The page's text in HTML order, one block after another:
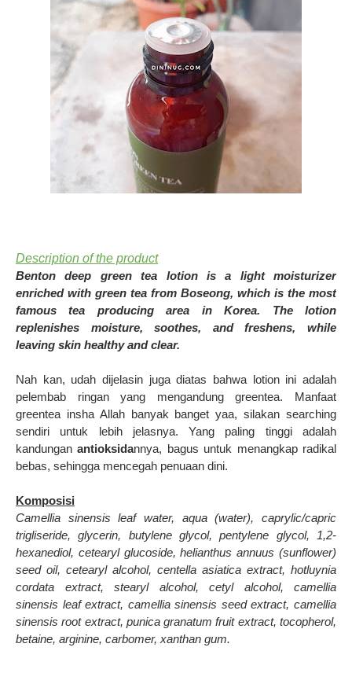
Description of the product
Benton deep green tea lotion is a light moisturizer
enriched with green tea from Boseong, which is the most
famous tea producing area in Korea. The lotion
replenishes moisture, soothes, and freshens, while
leaving skin healthy and clear.
Nah kan, udah dijelasin juga diatas bahwa lotion ini adalah
pelembab ringan yang mengandung greentea. Manfaat
greentea insha Allah banyak banget yaa, silakan searching
sendiri untuk lebih jelasnya. Yang paling tinggi adalah
kandunganantioksidannya, bagus untuk menangkap radikal
bebas, sehingga mencegah penuaan dini.
Komposisi
Camellia sinensis leaf water, aqua (water), caprylic/capric
trigliseride, glycerin, butylene glycol, pentylene glycol, 1,2-
hexanediol, cetearyl glucoside, helianthus annuus (sunflower)
seed oil, cetearyl alcohol, centella asiatica extract, hotluynia
cordata extract, stearyl alcohol, cetyl alcohol, camellia
sinensis leaf extract, camellia sinensis seed extract, camellia
sinensis root extract, punica granatum fruit extract, tocopherol,
betaine, arginine, carbomer, xanthan gum.